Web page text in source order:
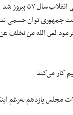
جمهوری توان جسمی
کرد و فرمود لعن الله
کار می‌کند
مجلس یازدهم به‌رغم